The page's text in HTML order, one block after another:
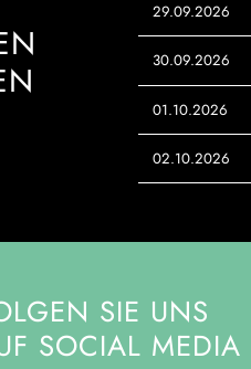
29.09.2026
30.09.2026
01.10.2026
02.10.2026
SIE UNS
SOCIAL MEDIA